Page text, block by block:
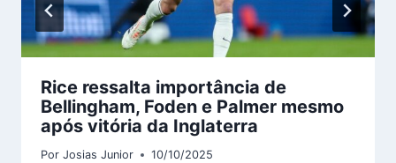
Rice ressalta importância de
Bellingham, Foden e Palmer mesmo
após vitória da Inglaterra
Por Josias Junior 10/10/2025